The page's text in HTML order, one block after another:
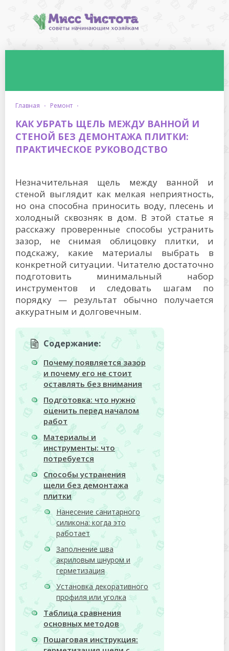
главная · ремонт ·
КАК УБРАТЬ ЩЕЛЬ МЕЖДУ ВАННОЙ И
СТЕНОЙ БЕЗ ДЕМОНТАЖА ПЛИТКИ:
ПРАКТИЧЕСКОЕ РУКОВОДСТВО
Незначительная щель между ванной и
стеной выглядит как мелкая неприятность,
но она способна приносить воду, плесень и
холодный сквозняк в дом. В этой статье я
расскажу проверенные способы устранить
зазор, не снимая облицовку плитки, и
подскажу, какие материалы выбрать в
конкретной ситуации. Читателю достаточно
подготовить минимальный набор
инструментов и следовать шагам по
порядку — результат обычно получается
аккуратным и долговечным.
Содержание:
Почему появляется зазор
и почему его не стоит
оставлять без внимания
Подготовка: что нужно
оценить перед началом
работ
Материалы и
инструменты: что
потребуется
Способы устранения
щели без демонтажа
плитки
Нанесение санитарного
силикона: когда это
работает
Заполнение шва
акриловым шнуром и
герметизация
Установка декоративного
профиля или уголка
Таблица сравнения
основных методов
Пошаговая инструкция: